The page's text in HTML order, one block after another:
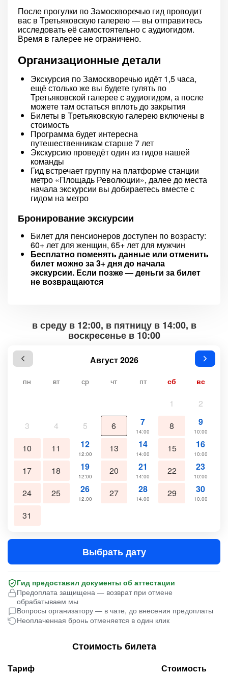
После прогулки по Замоскворечью гид проводит
вас в Третьяковскую галерею — вы отправитесь
исследовать её самостоятельно с аудиогидом.
Время в галерее не ограничено.
Организационные детали
Экскурсия по Замоскворечью идёт 1,5 часа,
ещё столько же вы будете гулять по
Третьяковской галерее с аудиогидом, а после
можете там остаться вплоть до закрытия
Билеты в Третьяковскую галерею включены в
стоимость
Программа будет интересна
путешественникам старше 7 лет
Экскурсию проведёт один из гидов нашей
команды
Гид встречает группу на платформе станции
метро «Площадь Революции», далее до места
начала экскурсии вы добираетесь вместе с
гидом на метро
Бронирование экскурсии
Билет для пенсионеров доступен по возрасту:
60+ лет для женщин, 65+ лет для мужчин
Бесплатно поменять данные или отменить
билет можно за 3+ дня до начала
экскурсии. Если позже — деньги за билет
не возвращаются
в среду в 12:00, в пятницу в 14:00, в
воскресенье в 10:00
Август 2026
пн вт ср чт пт сб вс
1
2
3
4 5 6 7
14:00 8 9
10:00
10 11 12
12:00 13 14
14:00 15 16
10:00
17 18 19
12:00 20 21
14:00 22 23
10:00
24 25 26
12:00 27 28
14:00 29 30
10:00
31
Выбрать дату
Гид предоставил документы об аттестации
Предоплата защищена — возврат при отмене
обрабатываем мы
Вопросы организатору — в чате, до внесения предоплаты
Неоплаченная бронь отменяется в один клик
Стоимость билета
Тариф Стоимость